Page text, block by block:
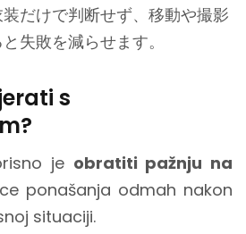
だけで判断せず、移動や撮影
失敗を減らせます。
s
je obratiti pažnju na
ponašanja odmah nakon
situaciji.